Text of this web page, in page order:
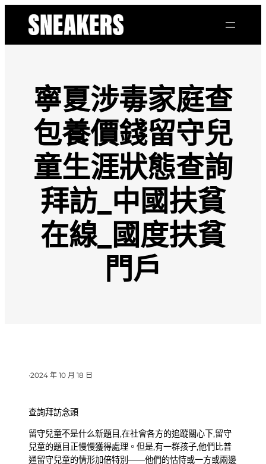
寧夏涉毒家庭查
包養價錢留守兒
童生涯狀態查詢
拜訪_中國扶貧
在線_國度扶貧
門戶
·2024 年 10 月 18 日
查詢拜訪念頭
留守兒童不是什么新題目,在社會各方的追蹤關心下,留守
兒童的題目正慢慢獲得處理。但是,有一群孩子,他們比普
通留守兒童的情形加倍特別——他們的怙恃或一方或兩邊